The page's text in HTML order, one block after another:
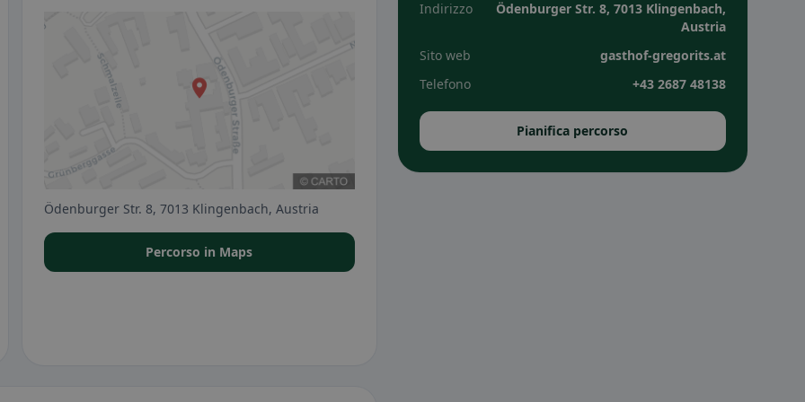
Ödenburger Str. 8, 7013 Klingenbach, Austria
Percorso in Maps
Indirizzo
Ödenburger Str. 8, 7013 Klingenbach,
Austria
Sito web
gasthof-gregorits.at
Telefono
+43 2687 48138
Pianifica percorso